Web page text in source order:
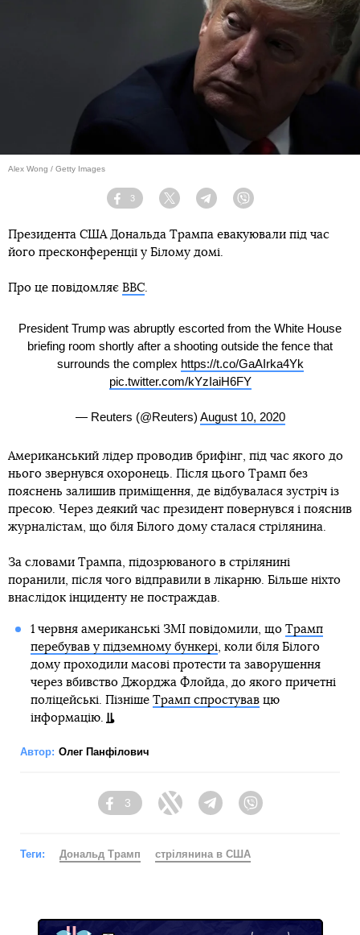
Alex Wong / Getty Images
Facebook
3
Twitter TelegramViber
Президента США Дональда Трампа евакуювали під час
його пресконференції у Білому домі.
Про це повідомляє ВВС.
President Trump was abruptly escorted from the White House
briefing room shortly after a shooting outside the fence that
surrounds the complex https://t.co/GaAIrka4Yk
pic.twitter.com/kYzIaiH6FY
— Reuters (@Reuters) August 10, 2020
Американський лідер проводив брифінг, під час якого до
нього звернувся охоронець. Після цього Трамп без
пояснень залишив приміщення, де відбувалася зустріч із
пресою. Через деякий час президент повернувся і пояснив
журналістам, що біля Білого дому сталася стрілянина.
За словами Трампа, підозрюваного в стрілянині
поранили, після чого відправили в лікарню. Більше ніхто
внаслідок інциденту не постраждав.
1 червня американські ЗМІ повідомили, що Трамп
перебував у підземному бункері, коли біля Білого
дому проходили масові протести та заворушення
через вбивство Джорджа Флойда, до якого причетні
поліцейські. Пізніше Трамп спростувавцю
інформацію.
Автор: Олег Панфілович
Facebook
3
Twitter Telegram
Теги: Дональд Трамп стрілянина в США